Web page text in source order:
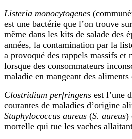
Listeria monocytogenes
est une bactérie que l’on trouve
même dans les kits de salade des
années, la contamination par la
a provoqué des rappels massifs et
lorsque des consommateurs
maladie en mangeant des aliments
Clostridium perfringens est l’une
courantes de maladies d’origine
Staphylococcus aureus (S. aureus)
mortelle qui tue les vaches